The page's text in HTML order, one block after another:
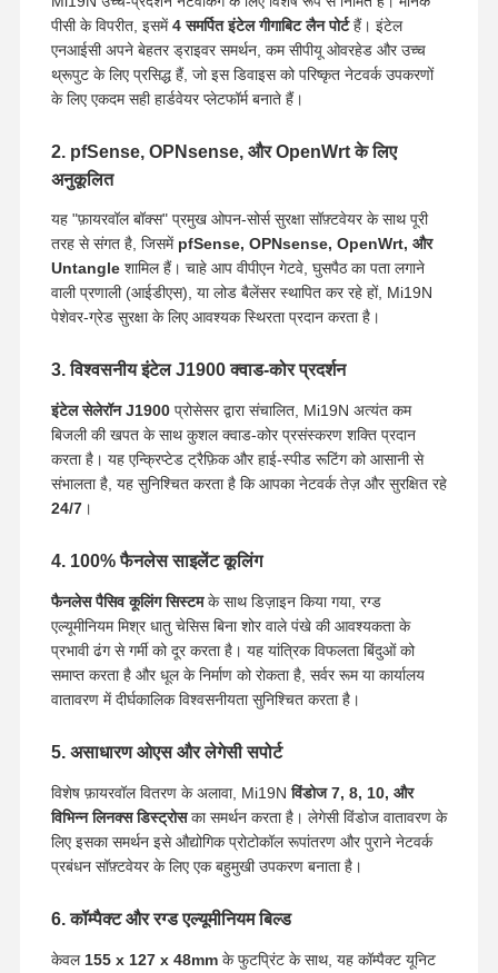
फ़ायरवॉल मदरबोर्ड
पीसी के विपरीत, इसमें4 समर्पित इंटेल गीगाबिट लैन पोर्टहैं। इंटेल
एनआईसी अपने बेहतर ड्राइवर समर्थन, कम सीपीयू ओवरहेड और उच्च
थ्रूपुट के लिए प्रसिद्ध हैं, जो इस डिवाइस को परिष्कृत नेटवर्क उपकरणों
के लिए एकदम सही हार्डवेयर प्लेटफॉर्म बनाते हैं।
2. pfSense, OPNsense, और OpenWrt के लिए
अनुकूलित
यह "फ़ायरवॉल बॉक्स" प्रमुख ओपन-सोर्स सुरक्षा सॉफ़्टवेयर के साथ पूरी
तरह से संगत है, जिसमें pfSense, OPNsense, OpenWrt, और
Untangleशामिल हैं। चाहे आप वीपीएन गेटवे, घुसपैठ का पता लगाने
वाली प्रणाली (आईडीएस), या लोड बैलेंसर स्थापित कर रहे हों, Mi19N
पेशेवर-ग्रेड सुरक्षा के लिए आवश्यक स्थिरता प्रदान करता है।
3. विश्वसनीय इंटेल J1900 क्वाड-कोर प्रदर्शन
इंटेल सेलेरॉन J1900प्रोसेसर द्वारा संचालित, Mi19N अत्यंत कम
बिजली की खपत के साथ कुशल क्वाड-कोर प्रसंस्करण शक्ति प्रदान
करता है। यह एन्क्रिप्टेड ट्रैफ़िक और हाई-स्पीड रूटिंग को आसानी से
संभालता है, यह सुनिश्चित करता है कि आपका नेटवर्क तेज़ और सुरक्षित रहे
24/7।
4. 100% फैनलेस साइलेंट कूलिंग
फैनलेस पैसिव कूलिंग सिस्टमके साथ डिज़ाइन किया गया, रग्ड
एल्यूमीनियम मिश्र धातु चेसिस बिना शोर वाले पंखे की आवश्यकता के
प्रभावी ढंग से गर्मी को दूर करता है। यह यांत्रिक विफलता बिंदुओं को
समाप्त करता है और धूल के निर्माण को रोकता है, सर्वर रूम या कार्यालय
वातावरण में दीर्घकालिक विश्वसनीयता सुनिश्चित करता है।
5. असाधारण ओएस और लेगेसी सपोर्ट
विशेष फ़ायरवॉल वितरण के अलावा, Mi19Nविंडोज 7, 8, 10, और
विभिन्न लिनक्स डिस्ट्रोसका समर्थन करता है। लेगेसी विंडोज वातावरण के
लिए इसका समर्थन इसे औद्योगिक प्रोटोकॉल रूपांतरण और पुराने नेटवर्क
प्रबंधन सॉफ़्टवेयर के लिए एक बहुमुखी उपकरण बनाता है।
6. कॉम्पैक्ट और रग्ड एल्यूमीनियम बिल्ड
केवल 155 x 127 x 48mmके फुटप्रिंट के साथ, यह कॉम्पैक्ट यूनिट